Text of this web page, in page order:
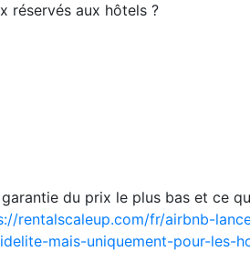
réservés aux hôtels ?
du prix le plus bas et ce
rentalscaleup.com/fr/airbnb-
mais-uniquement-pour-les-